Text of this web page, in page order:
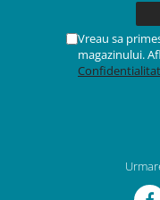
Vreau sa
magazinului.